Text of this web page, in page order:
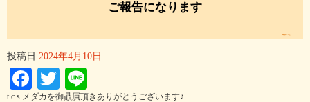
ご報告になります
投稿日 2024年4月10日
Facebook
Twitter
t.c.s.メダカを御贔屓頂きありがとうございます♪